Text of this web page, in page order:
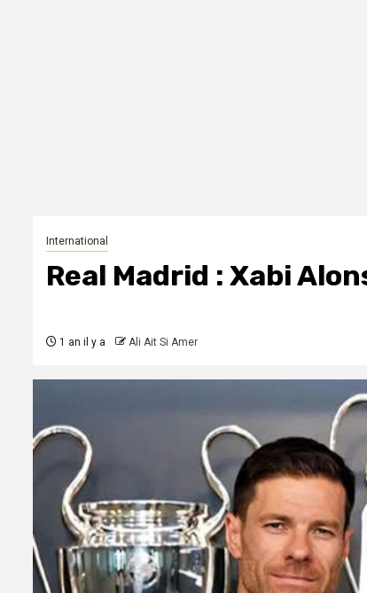
International
Real Madrid : Xabi
1 an il y a Ali Ait Si Amer